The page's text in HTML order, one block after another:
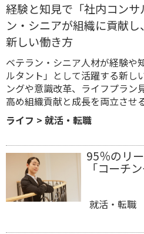
経験と知見で「社内コン
ン・シニアが組織に貢献
新しい働き方
ベテラン・シニア人材が経験や
ルタント」として活躍する新し
ングや意識改革、ライフプラン
高め組織貢献と成長を両立させ
ライフ > 就活・転職
95％のリ
「コーチ
就活・転職